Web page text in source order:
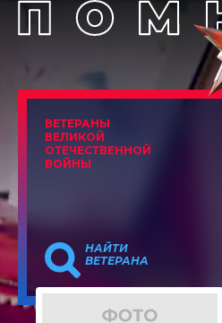
ВЕТЕРАНЫ
ВЕЛИКОЙ
ОТЕЧЕСТВЕННОЙ
ВОЙНЫ
НАЙТИ
ВЕТЕРАНА